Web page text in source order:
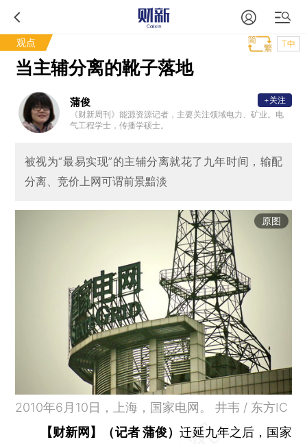
观点 T中
当主辅分离的靴子落地
蒲俊
《财新周刊》能源资源记者，主要关注领域电力、矿业。电
气工程学士，传播学硕士。
+关注
被视为“最易实现”的主辅分离就花了九年时间，输配
分离、竞价上网可谓前景黯淡
原图
2010年6月10日，上海，国家电网。 井韦 / 东方IC
【财新网】（记者 蒲俊）迁延九年之后，国家